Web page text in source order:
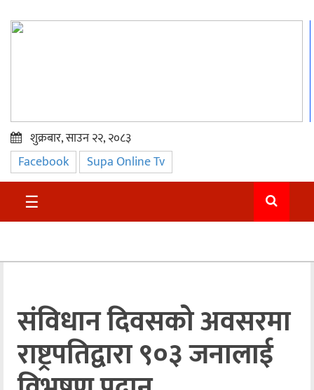
प्रमुख
समाचार
सुदुर
अन्तराष्ट्रिय
अन्तर्वार्ता
अर्थ
शुक्रबार, साउन २२, २०८३
Facebook Supa Online Tv
☰
संविधान दिवसको अवसरमा
राष्ट्रपतिद्वारा ९०३ जनालाई